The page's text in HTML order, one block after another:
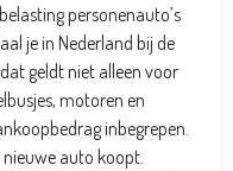
personenauto’s
je in Nederland bij de
geldt niet alleen voor
motoren en
inbegrepen.
auto koopt.